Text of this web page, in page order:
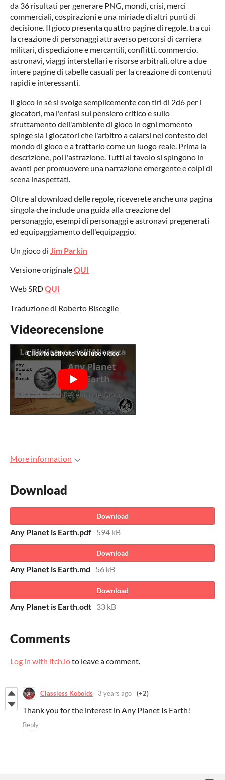
da 36 risultati per generare PNG, mondi, crisi, merci
commerciali, cospirazioni e una miriade di altri punti di
decisione. Il gioco presenta quattro pagine di regole, tra cui
la creazione di personaggi attraverso percorsi di carriera
militari, di spedizione e mercantili, conflitti, commercio,
astronavi, viaggi interstellari e risorse arbitrali, oltre a due
intere pagine di tabelle casuali per la creazione di contenuti
rapidi e interessanti.
Il gioco in sé si svolge semplicemente con tiri di 2d6 per i
giocatori, ma l'enfasi sul pensiero critico e sullo
sfruttamento dell'ambiente di gioco in ogni momento
spinge sia i giocatori che l'arbitro a calarsi nel contesto del
mondo di gioco e a trattarlo come un luogo reale. Prima la
descrizione, poi l'astrazione. Tutti al tavolo si spingono in
avanti per promuovere una narrazione emergente e colpi di
scena inaspettati.
Oltre al download delle regole, riceverete anche una pagina
singola che include una guida alla creazione del
personaggio, esempi di personaggi e astronavi pregenerati
ed equipaggiamento dell'equipaggio.
Un gioco di Jim Parkin
Versione originaleQUI
Web SRDQUI
Traduzione di Roberto Bisceglie
Videorecensione
More information
Download
Download
Any Planet is Earth.pdf 594 kB
Download
Any Planet is Earth.md 56 kB
Download
Any Planet is Earth.odt 33 kB
Comments
Log in with itch.ioto leave a comment.
Classless Kobolds 3 years ago (+2)
Thank you for the interest in Any Planet Is Earth!
Reply